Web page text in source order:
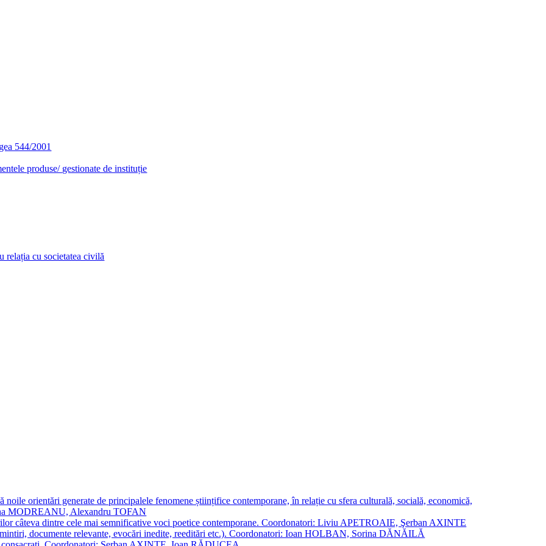
544/2001
produse/ gestionate de instituție
relația cu societatea civilă
noile orientări generate de principalele fenomene științifice contemporane, în relație cu sfera culturală, socială, economică,
MODREANU, Alexandru TOFAN
câteva dintre cele mai semnificative voci poetice contemporane. Coordonatori: Liviu APETROAIE, Şerban AXINTE
documente relevante, evocări inedite, reeditări etc.). Coordonatori: Ioan HOLBAN, Sorina DĂNĂILĂ